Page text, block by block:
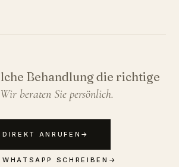
Behandlung die richtige
Wir beraten Sie persönlich.
DIREKT ANRUFEN →
WHATSAPP SCHREIBEN →